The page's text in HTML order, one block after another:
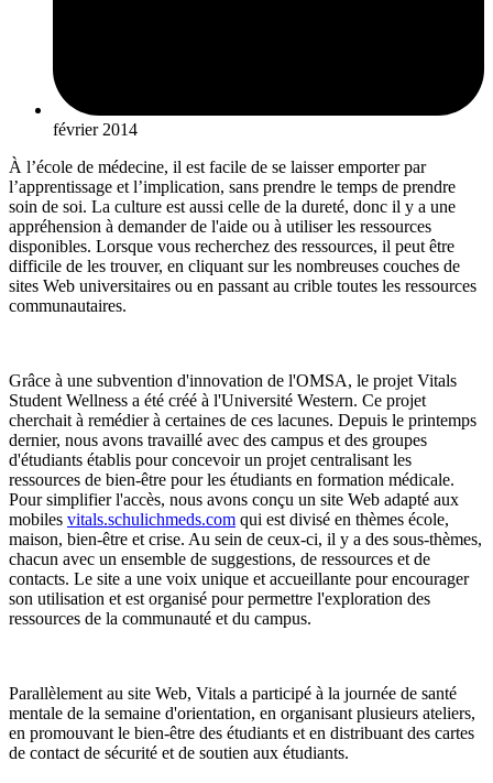
février 2014
À l’école de médecine, il est facile de se laisser emporter par
l’apprentissage et l’implication, sans prendre le temps de prendre
soin de soi. La culture est aussi celle de la dureté, donc il y a une
appréhension à demander de l'aide ou à utiliser les ressources
disponibles. Lorsque vous recherchez des ressources, il peut être
difficile de les trouver, en cliquant sur les nombreuses couches de
sites Web universitaires ou en passant au crible toutes les ressources
communautaires.
Grâce à une subvention d'innovation de l'OMSA, le projet Vitals
Student Wellness a été créé à l'Université Western. Ce projet
cherchait à remédier à certaines de ces lacunes. Depuis le printemps
dernier, nous avons travaillé avec des campus et des groupes
d'étudiants établis pour concevoir un projet centralisant les
ressources de bien-être pour les étudiants en formation médicale.
Pour simplifier l'accès, nous avons conçu un site Web adapté aux
mobiles vitals.schulichmeds.com qui est divisé en thèmes école,
maison, bien-être et crise. Au sein de ceux-ci, il y a des sous-thèmes,
chacun avec un ensemble de suggestions, de ressources et de
contacts. Le site a une voix unique et accueillante pour encourager
son utilisation et est organisé pour permettre l'exploration des
ressources de la communauté et du campus.
Parallèlement au site Web, Vitals a participé à la journée de santé
mentale de la semaine d'orientation, en organisant plusieurs ateliers,
en promouvant le bien-être des étudiants et en distribuant des cartes
de contact de sécurité et de soutien aux étudiants.